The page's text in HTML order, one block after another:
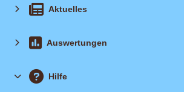
Aktuelles
Auswertungen
Hilfe